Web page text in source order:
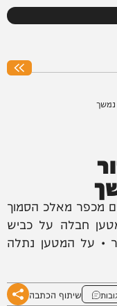
נמשך
מכפר מאלכ הסמוך
חבלה על כביש
• על המטען נתלה
שיתוף הכתבה